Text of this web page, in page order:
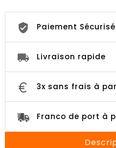
Paiement Sécurisé
Livraison rapide
3x sans frais à
Franco de port à